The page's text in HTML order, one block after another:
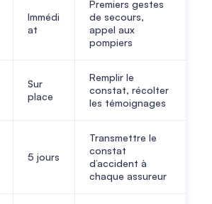
Immédi
at
Premiers gestes
de secours,
appel aux
pompiers
Sur
place
Remplir le
constat, récolter
les témoignages
5 jours
Transmettre le
constat
d’accident à
chaque assureur